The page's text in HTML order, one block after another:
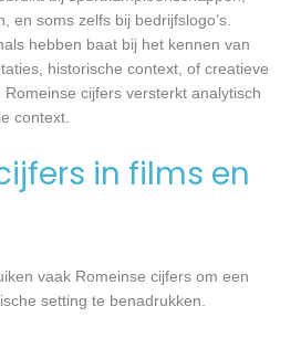
en soms zelfs bij bedrijfslogo’s.
hebben baat bij het kennen van
historische context, of creatieve
cijfers versterkt analytisch
context.
in films en
vaak Romeinse cijfers om een
setting te benadrukken.